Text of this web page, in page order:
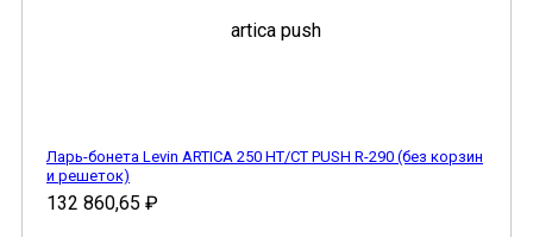
Ларь-бонета Levin ARTICA 250 НТ/СТ PUSH R-290 (без корзин
и решеток)
132 860,65 ₽